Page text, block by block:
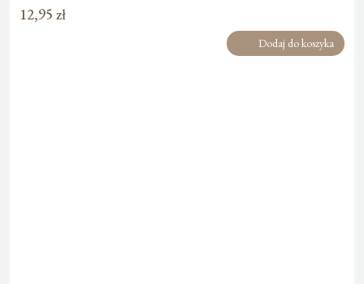
12,95 zł
Dodaj do koszyka